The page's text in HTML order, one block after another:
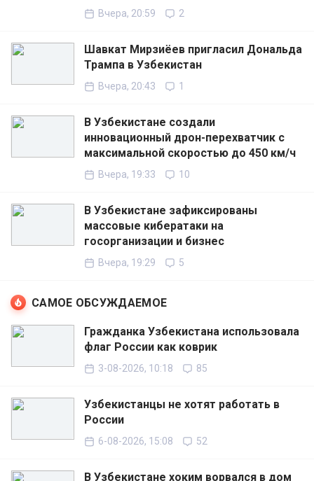
Вчера, 20:59 2
Шавкат Мирзиёев пригласил Дональда
Трампа в Узбекистан
Вчера, 20:43 1
В Узбекистане создали
инновационный дрон-перехватчик с
максимальной скоростью до 450 км/ч
Вчера, 19:33 10
В Узбекистане зафиксированы
массовые кибератаки на
госорганизации и бизнес
Вчера, 19:29 5
САМОЕ ОБСУЖДАЕМОЕ
Гражданка Узбекистана использовала
флаг России как коврик
3-08-2026, 10:18 85
Узбекистанцы не хотят работать в
России
6-08-2026, 15:08 52
В Узбекистане хоким ворвался в дом